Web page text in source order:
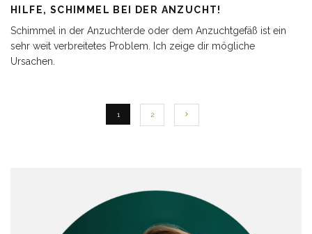
HILFE, SCHIMMEL BEI DER ANZUCHT!
Schimmel in der Anzuchterde oder dem Anzuchtgefäß ist ein
sehr weit verbreitetes Problem. Ich zeige dir mögliche
Ursachen.
1 2